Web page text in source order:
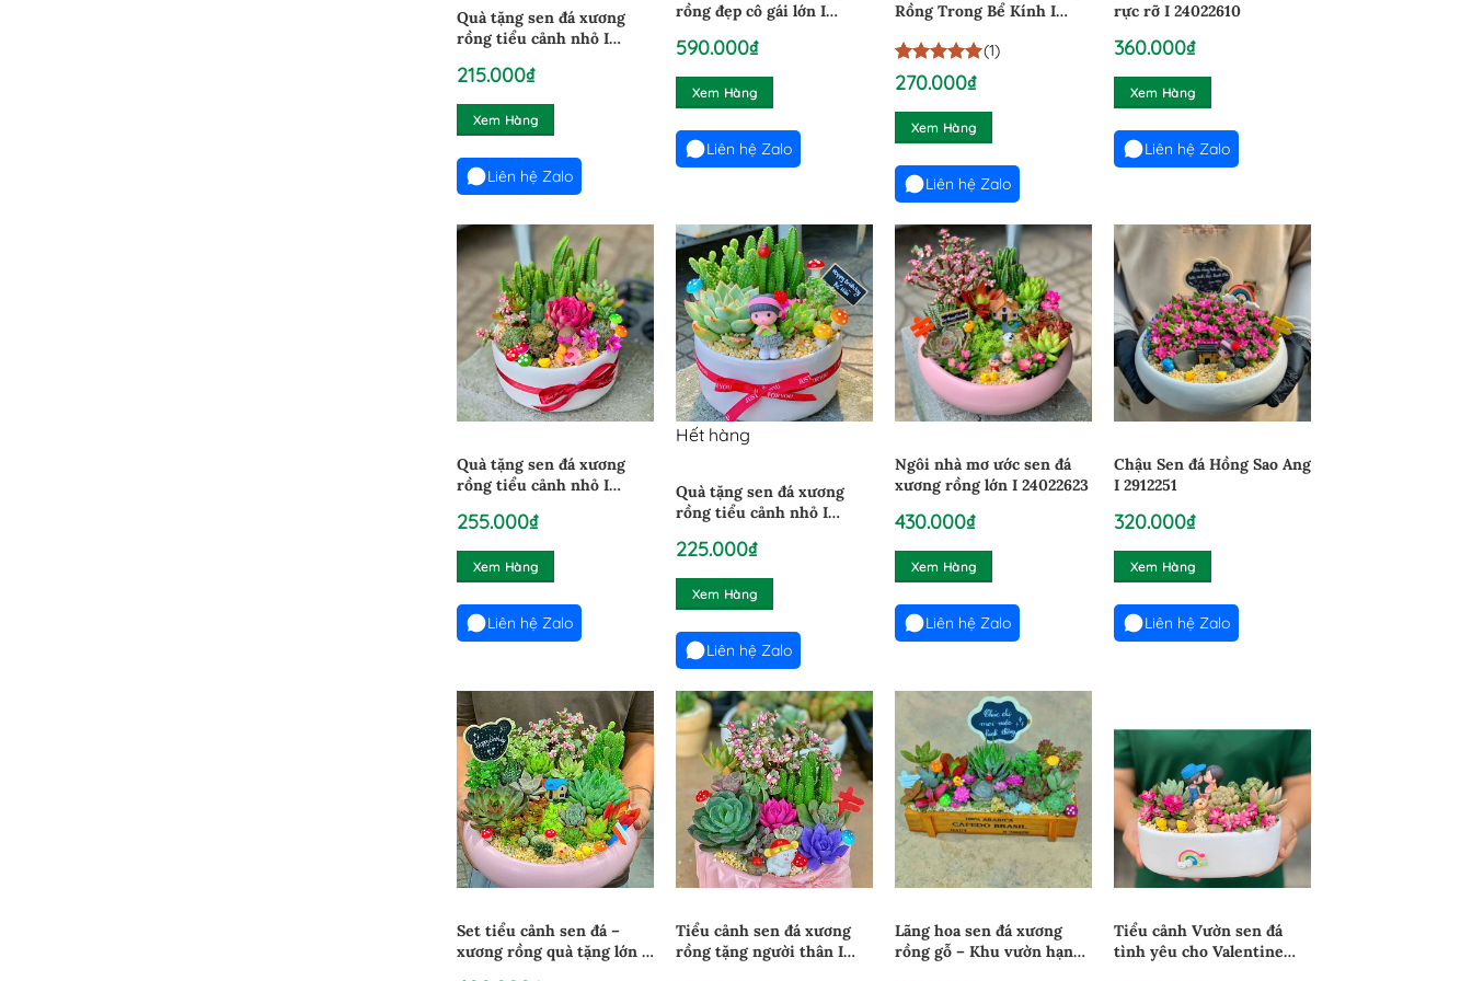
Quà tặng sen đá xương
rồng tiểu cảnh nhỏ I
215.000₫
Xem Hàng
Liên hệ Zalo
rồng đẹp cô gái lớn I
590.000₫
Xem Hàng
Liên hệ Zalo
Rồng Trong Bể Kính I
5trên 5
dựa trên
1
đánh giá
(1)
270.000₫
Xem Hàng
Liên hệ Zalo
rực rỡ I 24022610
360.000₫
Xem Hàng
Liên hệ Zalo
Quà tặng sen đá xương
rồng tiểu cảnh nhỏ I
255.000₫
Xem Hàng
Liên hệ Zalo
Hết hàng
Quà tặng sen đá xương
rồng tiểu cảnh nhỏ I
225.000₫
Xem Hàng
Liên hệ Zalo
Ngôi nhà mơ ước sen đá
xương rồng lớn I 24022623
430.000₫
Xem Hàng
Liên hệ Zalo
Chậu Sen đá Hồng Sao Ang
I 2912251
320.000₫
Xem Hàng
Liên hệ Zalo
Set tiểu cảnh sen đá –
xương rồng quà tặng lớn I
Tiểu cảnh sen đá xương
rồng tặng người thân I
Lãng hoa sen đá xương
rồng gỗ – Khu vườn hạnh
Tiểu cảnh Vườn sen đá
tình yêu cho Valentine